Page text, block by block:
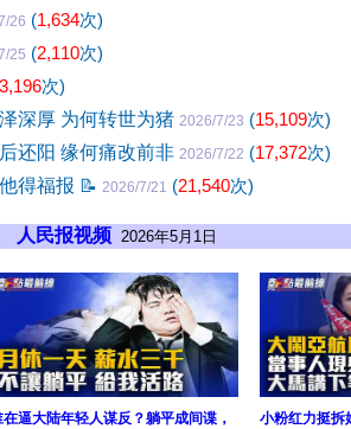
26 (1,634次)
25 (2,110次)
3,196次)
深厚 为何转世为猪 2026/7/23 (15,109次)
还阳 缘何痛改前非 2026/7/22 (17,372次)
得福报 📝 2026/7/21 (21,540次)
人民报视频 2026年5月1日
在逼大陆年轻人谋反？躺平成间谍，
小粉红力挺拆